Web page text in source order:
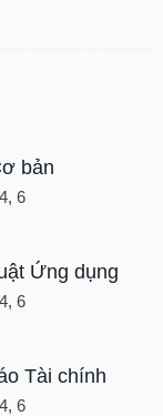
bản
6
Ứng dụng
6
Tài chính
6